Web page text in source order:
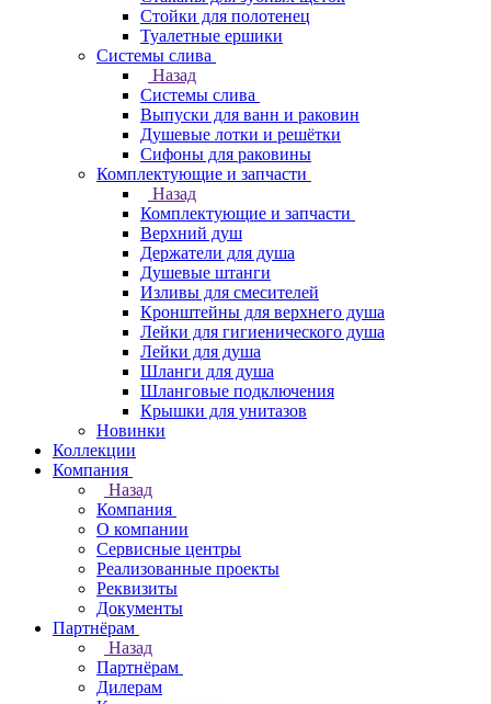
Стойки для полотенец
Туалетные ершики
Системы слива
Назад
Системы слива
Выпуски для ванн и раковин
Душевые лотки и решётки
Сифоны для раковины
Комплектующие и запчасти
Назад
Комплектующие и запчасти
Верхний душ
Держатели для душа
Душевые штанги
Изливы для смесителей
Кронштейны для верхнего душа
Лейки для гигиенического душа
Лейки для душа
Шланги для душа
Шланговые подключения
Крышки для унитазов
Новинки
Коллекции
Компания
Назад
Компания
О компании
Сервисные центры
Реализованные проекты
Реквизиты
Документы
Партнёрам
Назад
Партнёрам
Дилерам